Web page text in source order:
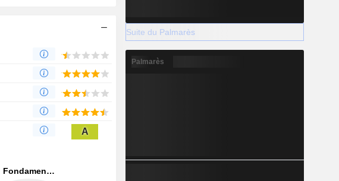
A
Suite du Palmarès
Palmarès